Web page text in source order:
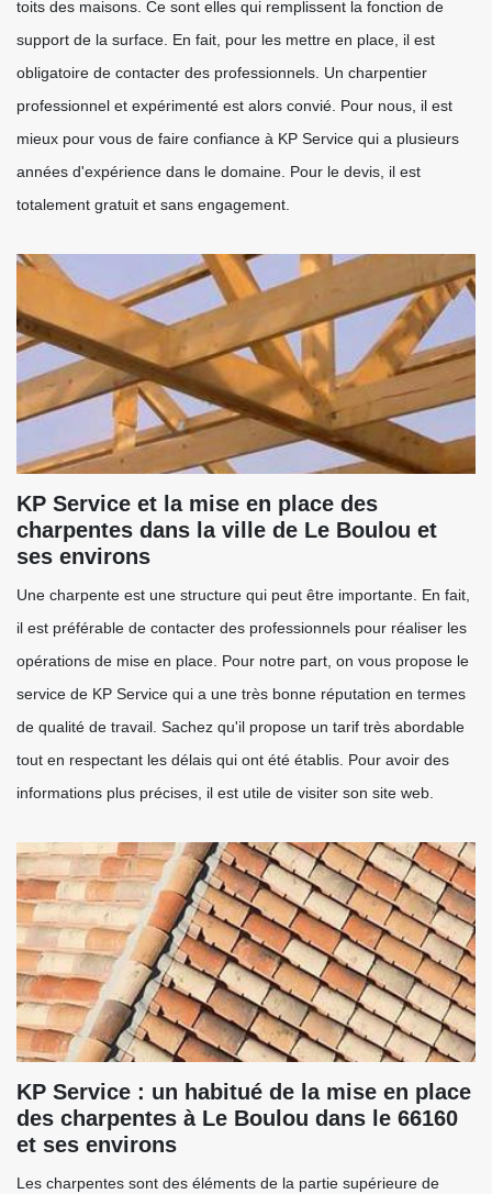
toits des maisons. Ce sont elles qui remplissent la fonction de
support de la surface. En fait, pour les mettre en place, il est
obligatoire de contacter des professionnels. Un charpentier
professionnel et expérimenté est alors convié. Pour nous, il est
mieux pour vous de faire confiance à KP Service qui a plusieurs
années d'expérience dans le domaine. Pour le devis, il est
totalement gratuit et sans engagement.
KP Service et la mise en place des
charpentes dans la ville de Le Boulou et
ses environs
Une charpente est une structure qui peut être importante. En fait,
il est préférable de contacter des professionnels pour réaliser les
opérations de mise en place. Pour notre part, on vous propose le
service de KP Service qui a une très bonne réputation en termes
de qualité de travail. Sachez qu'il propose un tarif très abordable
tout en respectant les délais qui ont été établis. Pour avoir des
informations plus précises, il est utile de visiter son site web.
KP Service : un habitué de la mise en place
des charpentes à Le Boulou dans le 66160
et ses environs
Les charpentes sont des éléments de la partie supérieure de